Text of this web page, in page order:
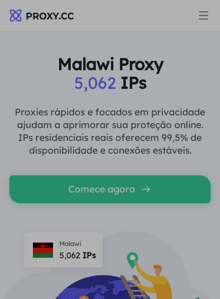
PROCURAÇÃO RESIDENCIAL
Proxy residencial estático
Proxy Residencial Ilimitado
Proxy ISP de longa duração
PROCURAÇÃO RESIDENCIAL
Procuração Residencial $0.8/GB
Proxy residencial estático $0.28/IP/Dia
Agente de data center estático
Proxy ISP de longa duração $1.4
Data for AI
POR CASO DE USO
Proteção da marca
Monitoramento de SEO
Recursos
Programa de afiliados
Parceiros
Aprender
Perguntas frequentes
Malawi Proxy
5,062IPs
Proxies rápidos e focados em privacidade
ajudam a aprimorar sua proteção online.
IPs residenciais reais oferecem 99,5% de
disponibilidade e conexões estáveis.
Comece agora
Malawi
5,062IPs